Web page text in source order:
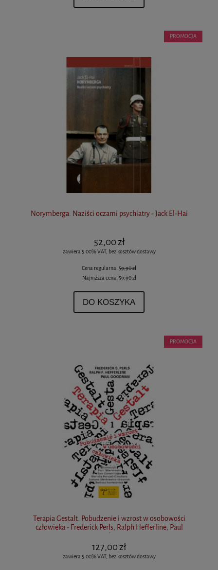
Norymberga. Naziści oczami psychiatry - Jack El-Hai
52,00 zł
zawiera 5.00% VAT, bez kosztów dostawy
Cena regularna: 59,90 zł
Najniższa cena:59,90 zł
DO KOSZYKA
PROMOCJA
Terapia Gestalt. Pobudzenie i wzrost w osobowości
człowieka - Frederick Perls, Ralph Hefferline, Paul
127,00 zł
zawiera 5.00% VAT, bez kosztów dostawy
PROMOCJA